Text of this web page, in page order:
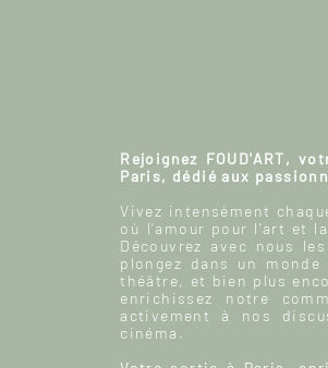
Rejoignez FOUD'ART,
Paris, dédié aux
Vivez intensément
où l'amour pour l'art et
Découvrez avec nous
plongez dans un
théâtre, et bien plus
enrichissez notre
activement à nos
cinéma.